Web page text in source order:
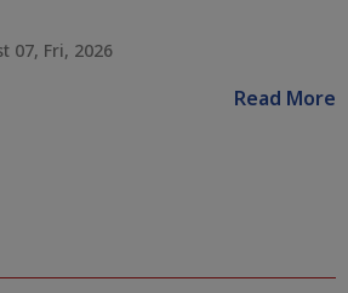
07, Fri, 2026
Read More